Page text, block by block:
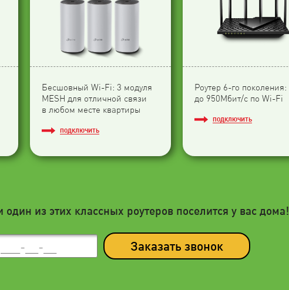
Бесшовный Wi-Fi: 3 модуля
МESH для отличной связи
в любом месте квартиры
ПОДКЛЮЧИТЬ
Роутер 6-го поколения:
до 950Мбит/с по Wi-Fi
ПОДКЛЮЧИТЬ
один из этих классных роутеров поселится у вас дома!
Заказать звонок